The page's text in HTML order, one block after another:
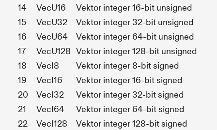
14
VecU16
Vektor integer 16-bit unsigned
15
VecU32
Vektor integer 32-bit unsigned
16
VecU64
Vektor integer 64-bit unsigned
17
VecU128 Vektor integer 128-bit unsigned
18
VecI8
Vektor integer 8-bit signed
19
VecI16
Vektor integer 16-bit signed
20
VecI32
Vektor integer 32-bit signed
21
VecI64
Vektor integer 64-bit signed
22
VecI128
Vektor integer 128-bit signed